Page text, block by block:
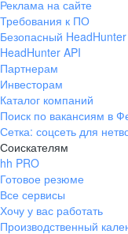
Реклама на сайте
Требования к ПО
Безопасный HeadHunter
HeadHunter API
Партнерам
Инвесторам
Каталог компаний
Поиск по вакансиям в
Сетка: соцсеть для
Соискателям
hh PRO
Готовое резюме
Все сервисы
Хочу у вас работать
Производственный